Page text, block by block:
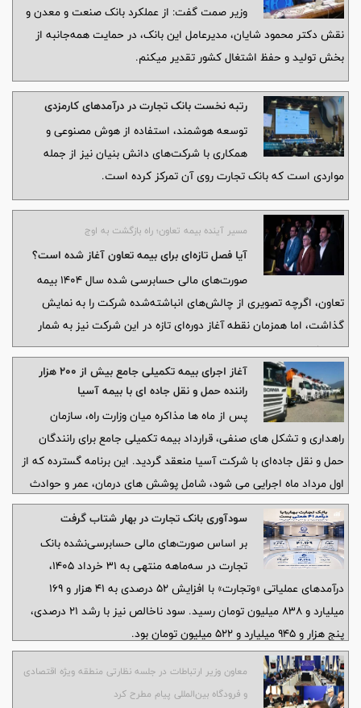
ابتدای مردادماه با اولویت بیماران خاص پرداخت کند.
وزیر صمت گفت: از عملکرد بانک صنعت و معدن و
نقش دکتر محمود شایان، مدیرعامل این بانک، در حمایت همه‌جانبه از
بخش تولید و حفظ اشتغال کشور تقدیر میکنم.
رتبه نخست بانک تجارت در درآمدهای کارمزدی
توسعه هوشمند، استفاده از هوش مصنوعی و
همکاری با شرکت‌های دانش بنیان نیز از جمله
مواردی است که بانک تجارت روی آن تمرکز کرده است.
مسیر آینده بیمه تعاون؛ راه بازگشت به اوج
آیا فصل تازه‌ای برای بیمه تعاون آغاز شده است؟
صورت‌های مالی حسابرسی‌ شده سال ۱۴۰۴ بیمه
تعاون، اگرچه تصویری از چالش‌های انباشته‌شده شرکت را به نمایش
گذاشت، اما همزمان نقطه آغاز دوره‌ای تازه در این شرکت نیز به شمار
می‌رود.
آغاز اجرای بیمه تکمیلی جامع بیش از ۲۰۰ هزار
راننده حمل و نقل جاده ای با بیمه آسیا
پس از ماه‌ ها مذاکره میان وزارت راه، سازمان
راهداری و تشکل‌ های صنفی، قرارداد بیمه تکمیلی جامع برای رانندگان
حمل‌ و نقل جاده‌ای با شرکت آسیا منعقد گردید. این برنامه گسترده که از
اول مرداد ماه اجرایی می‌ شود، شامل پوشش‌ های درمان، عمر و حوادث
برای ۲۰۰ هزار راننده کشور جهت ارتقای حمایت‌ های اجتماعی است.
سودآوری بانک تجارت در بهار شتاب گرفت
بر اساس صورت‌های مالی حسابرسی‌نشده بانک
تجارت در سه‌ماهه منتهی به ۳۱ خرداد ۱۴۰۵،
درآمدهای عملیاتی «وتجارت» با افزایش ۵۲ درصدی به ۴۱ هزار و ۱۶۹
میلیارد و ۸۳۸ میلیون تومان رسید. سود ناخالص نیز با رشد ۲۱ درصدی،
پنج هزار و ۹۴۵ میلیارد و ۵۲۲ میلیون تومان بود.
معاون وزیر ارتباطات در جلسه نظارتی منطقه ویژه اقتصادی
و فرودگاه بین‌المللی پیام مطرح کرد